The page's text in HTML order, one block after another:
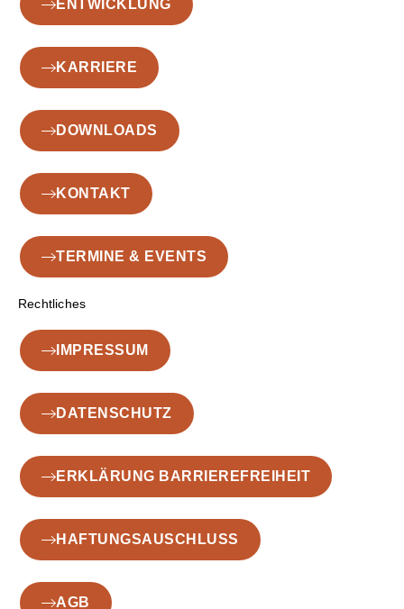
ENTWICKLUNG
KARRIERE
DOWNLOADS
KONTAKT
TERMINE & EVENTS
Rechtliches
IMPRESSUM
DATENSCHUTZ
ERKLÄRUNG BARRIEREFREIHEIT
HAFTUNGSAUSCHLUSS
AGB